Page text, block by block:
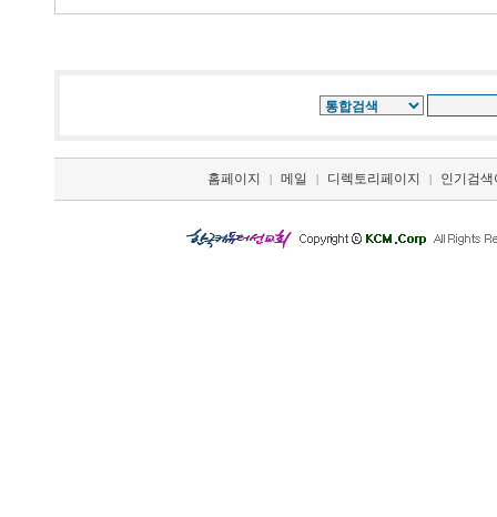
홈페이지 | 메일 | 디렉토리페이지 | 인기검색